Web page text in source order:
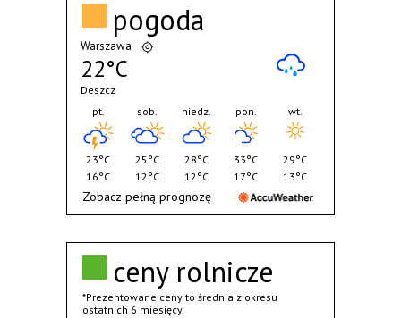
ceny rolnicze
*Prezentowane ceny to średnia z okresu
ostatnich 6 miesięcy.
pogoda
Warszawa
22°C
Deszcz
pt.
23°C
16°C
sob.
25°C
12°C
niedz.
28°C
12°C
pon.
33°C
17°C
wt.
29°C
13°C
Zobacz pełną prognozę